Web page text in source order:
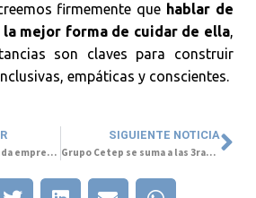
firmemente que hablar de
la mejor forma de cuidar de ella,
son claves para construir
empáticas y conscientes.
Alzheimer en la agenda empresarial: demencia en entornos laborales
SIGUIENTE NOTICIA
Grupo Cetep se suma a las 3ras Jornadas Latinoamericanas Simultáneas de Arte y Salud Mental